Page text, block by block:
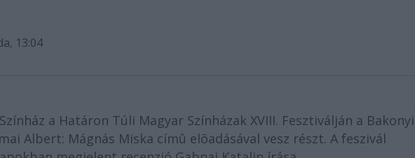
13:04
a Határon Túli Magyar Színházak XVIII. Fesztiválján a Bakonyi
Albert: Mágnás Miska címû elõadásával vesz részt. A feszivál